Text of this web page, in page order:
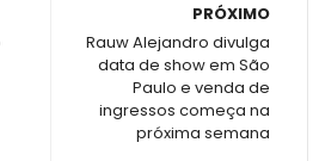
PRÓXIMO
Rauw Alejandro divulga
data de show em São
Paulo e venda de
ingressos começa na
próxima semana